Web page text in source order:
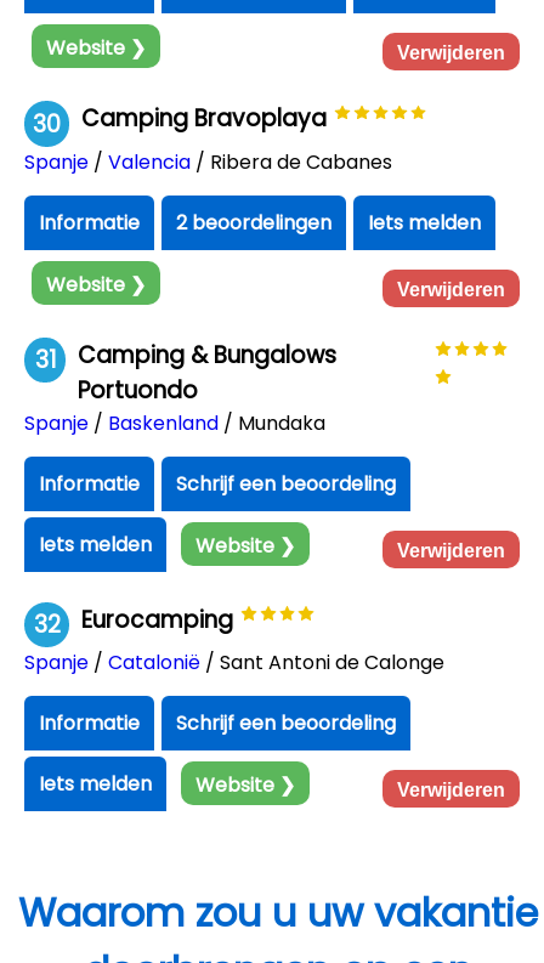
Website ❯ Verwijderen
30 Camping Bravoplaya
Spanje / Valencia / Ribera de Cabanes
Informatie 2 beoordelingen Iets melden
Website ❯ Verwijderen
31
Camping & Bungalows
Portuondo
Spanje / Baskenland / Mundaka
Informatie Schrijf een beoordeling
Iets melden Website ❯ Verwijderen
32 Eurocamping
Spanje / Catalonië / Sant Antoni de Calonge
Informatie Schrijf een beoordeling
Iets melden Website ❯ Verwijderen
Waarom zou u uw vakantie